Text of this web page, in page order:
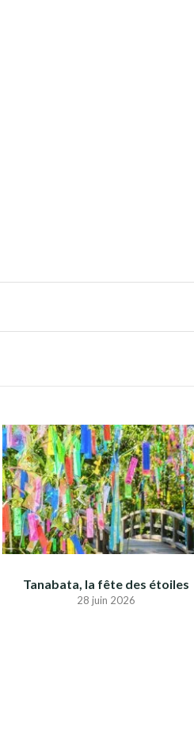
Tanabata, la fête des étoiles
28 juin 2026